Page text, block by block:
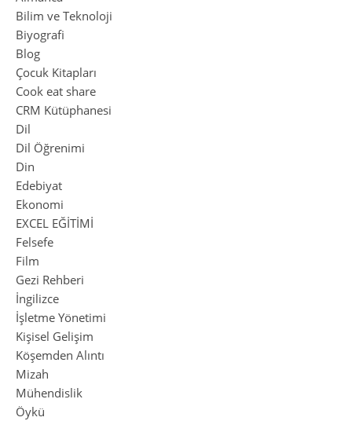
Bilim ve Teknoloji
Biyografi
Blog
Çocuk Kitapları
Cook eat share
CRM Kütüphanesi
Dil
Dil Öğrenimi
Din
Edebiyat
Ekonomi
EXCEL EĞİTİMİ
Felsefe
Film
Gezi Rehberi
İngilizce
İşletme Yönetimi
Kişisel Gelişim
Köşemden Alıntı
Mizah
Mühendislik
Öykü